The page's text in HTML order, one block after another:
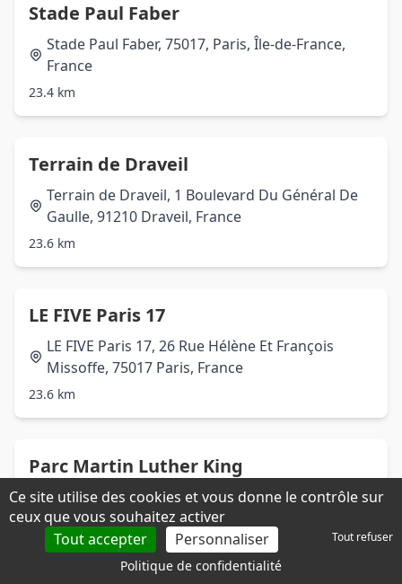
Stade Paul Faber
Stade Paul Faber, 75017, Paris, Île-de-France,
France
23.4 km
Terrain de Draveil
Terrain de Draveil, 1 Boulevard Du Général De
Gaulle, 91210 Draveil, France
23.6 km
LE FIVE Paris 17
LE FIVE Paris 17, 26 Rue Hélène Et François
Missoffe, 75017 Paris, France
23.6 km
Parc Martin Luther King
Parc Martin Luther King, 75017 Paris, France
23.7 km
Ce site utilise des cookies et vous donne le contrôle sur
ceux que vous souhaitez activer
Tout accepter
Tout refuser
Personnaliser
Politique de confidentialité